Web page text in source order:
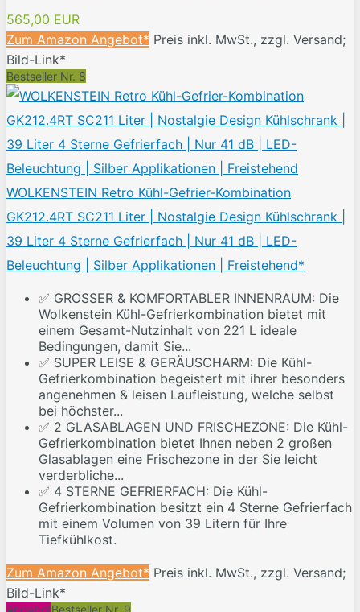
565,00 EUR
Zum Amazon Angebot* Preis inkl. MwSt., zzgl. Versand;
Bild-Link*
Bestseller Nr. 8
WOLKENSTEIN Retro Kühl-Gefrier-Kombination
GK212.4RT SC211 Liter | Nostalgie Design Kühlschrank |
39 Liter 4 Sterne Gefrierfach | Nur 41 dB | LED-
Beleuchtung | Silber Applikationen | Freistehend*
✅ GROSSER & KOMFORTABLER INNENRAUM: Die
Wolkenstein Kühl-Gefrierkombination bietet mit
einem Gesamt-Nutzinhalt von 221 L ideale
Bedingungen, damit Sie...
✅ SUPER LEISE & GERÄUSCHARM: Die Kühl-
Gefrierkombination begeistert mit ihrer besonders
angenehmen & leisen Laufleistung, welche selbst
bei höchster...
✅ 2 GLASABLAGEN UND FRISCHEZONE: Die Kühl-
Gefrierkombination bietet Ihnen neben 2 großen
Glasablagen eine Frischezone in der Sie leicht
verderbliche...
✅ 4 STERNE GEFRIERFACH: Die Kühl-
Gefrierkombination besitzt ein 4 Sterne Gefrierfach
mit einem Volumen von 39 Litern für Ihre
Tiefkühlkost.
Zum Amazon Angebot* Preis inkl. MwSt., zzgl. Versand;
Bild-Link*